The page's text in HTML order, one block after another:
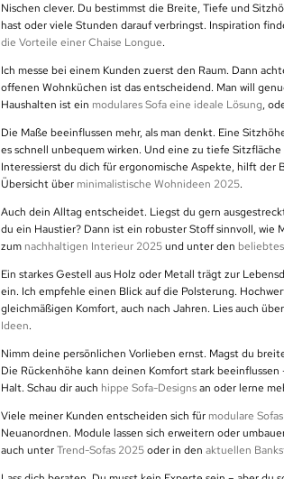
Nischen clever. Du bestimmst die Breite, Tiefe und
hast oder viele Stunden darauf verbringst. Inspiration
die Vorteile einer Chaise Longue.
Ich messe bei einem Kunden zuerst den Raum. Dann
offenen Wohnküchen ist das entscheidend. Man will
Haushalten ist ein modulares Sofa eine ideale Lösung,
Die Maße beeinflussen mehr, als man denkt. Eine
es schnell unbequem wirken. Und eine zu tiefe
Interessierst du dich für ergonomische Aspekte, hilft der
Übersicht über minimalistische Wohnideen 2025.
Auch dein Alltag entscheidet. Liegst du gern
du ein Haustier? Dann ist ein robuster Stoff sinnvoll, wie
zum nachhaltigen Interieur 2025und unter den
Ein starkes Gestell aus Holz oder Metall trägt zur
ein. Ich empfehle einen Blick auf die Polsterung.
gleichmäßigen Komfort, auch nach Jahren. Lies auch über
Ideen.
Nimm deine persönlichen Vorlieben ernst. Magst du
Die Rückenhöhe kann deinen Komfort stark
Halt. Schau dir auch hippe Sofa-Designsan oder lerne
Viele meiner Kunden entscheiden sich für modulare
Neuanordnen. Module lassen sich erweitern oder
auch unterTrend-Sofas 2025oder in den aktuellen